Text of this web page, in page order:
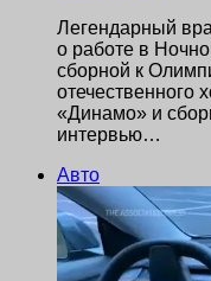
Легендарный
о работе в
сборной к
отечественного
«Динамо» и
интервью…
Авто